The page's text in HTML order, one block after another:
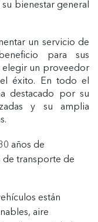
bienestar general
un servicio de
para sus
elegir un proveedor
éxito. En todo el
destacado por su
y su amplia
años de
transporte de
están
aire